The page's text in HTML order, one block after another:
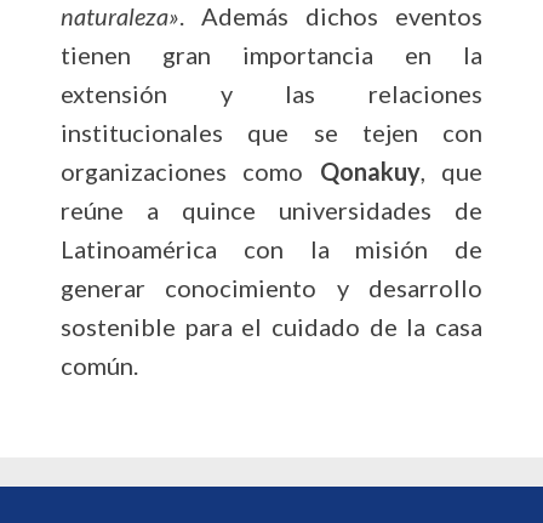
naturaleza». Además dichos eventos
tienen gran importancia en la
extensión y las relaciones
institucionales que se tejen con
organizaciones como Qonakuy, que
reúne a quince universidades de
Latinoamérica con la misión de
generar conocimiento y desarrollo
sostenible para el cuidado de la casa
común.